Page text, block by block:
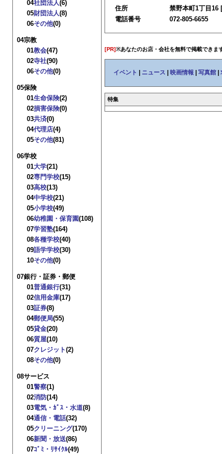
04社団法人(6)
05財団法人(8)
06その他(0)
04宗教
01教会(47)
02寺社(90)
06その他(0)
05保険
01生命保険(2)
02損害保険(0)
03共済(0)
04代理店(4)
05その他(81)
06学校
01大学(21)
02専門学校(15)
03高校(13)
04中学校(21)
05小学校(49)
06幼稚園・保育園(108)
07学習塾(164)
08各種学校(40)
09語学学校(30)
10その他(0)
07銀行・証券・郵便
01普通銀行(31)
02信用金庫(17)
03証券(8)
04郵便局(55)
05貸金(20)
06質屋(10)
07クレジット(2)
08その他(0)
08サービス
01警察(1)
02消防(14)
03電気・ｶﾞｽ・水道(8)
04通信・電話(32)
05クリーニング(170)
06新聞・放送(86)
07ｺﾞﾐ・ﾘｻｲｸﾙ(49)
住所
禁野本町1丁目16
電話番号
072-805-6655
[PR]※あなたのお店・会社を無料で掲載できま
イベント ニュース 映画情報 写真館|
特集